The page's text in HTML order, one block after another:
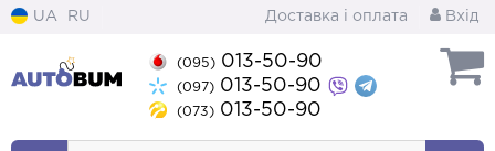
UA RU Доставка і оплата Вхід
(095) 013-50-90
(097) 013-50-90
(073) 013-50-90